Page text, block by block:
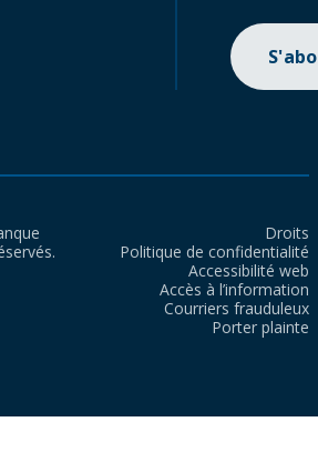
Droits
Politique de confidentialité
Accessibilité web
Accès à l’information
Courriers frauduleux
Porter plainte